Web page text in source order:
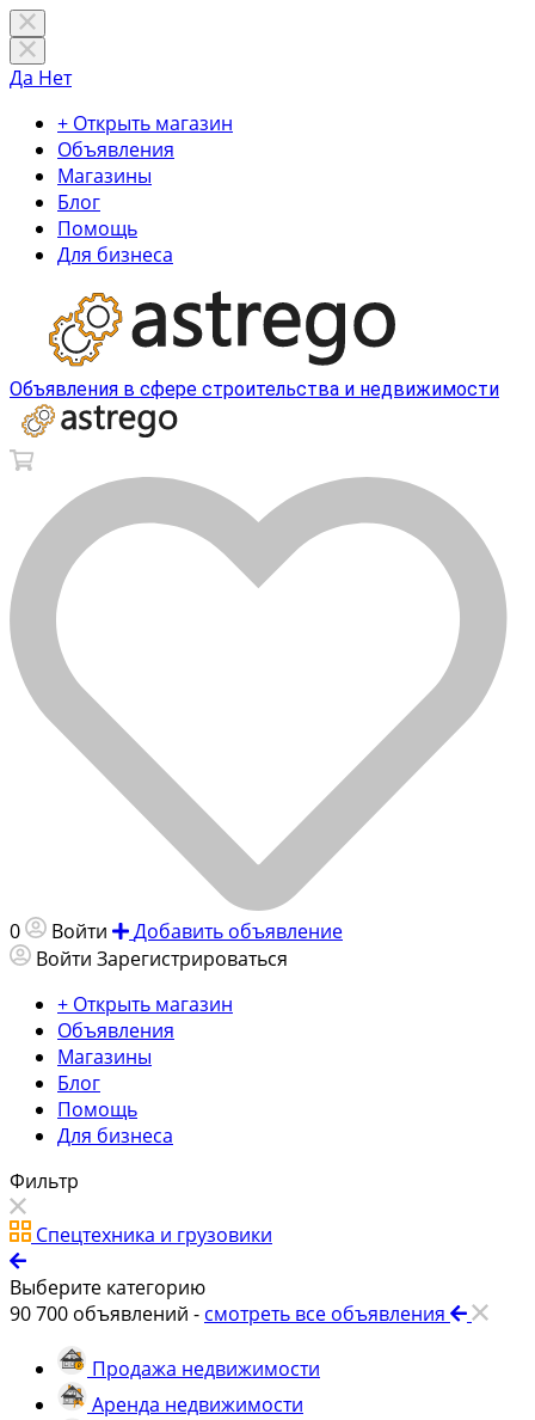
Да Нет
+ Открыть магазин
Объявления
Магазины
Блог
Помощь
Для бизнеса
Объявления в сфере строительства и недвижимости
0 Войти
Добавить объявление
Войти Зарегистрироваться
+ Открыть магазин
Объявления
Магазины
Блог
Помощь
Для бизнеса
Фильтр
Спецтехника и грузовики
Выберите категорию
90 700 объявлений - смотреть все объявления
Продажа недвижимости
Аренда недвижимости